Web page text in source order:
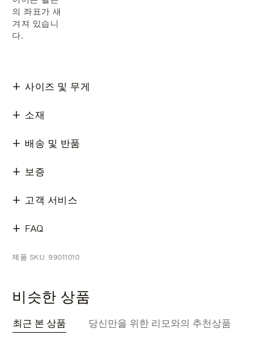
의 좌표가 새
겨져 있습니
다.
사이즈 및 무게
소재
배송 및 반품
보증
고객 서비스
FAQ
제품 SKU: 99011010
비슷한 상품
최근 본 상품 당신만을 위한 리모와의 추천상품